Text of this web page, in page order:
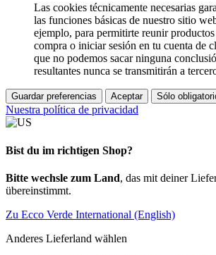
Las cookies técnicamente necesarias
las funciones básicas de nuestro sitio
ejemplo, para permitirte reunir productos
compra o iniciar sesión en tu cuenta de
que no podemos sacar ninguna
resultantes nunca se transmitirán a
Guardar preferencias Aceptar Sólo
Nuestra política de privacidad
Bist du im richtigen Shop?
Bitte wechsle zum Land, das mit deiner
übereinstimmt.
Zu Ecco Verde International (English)
Anderes Lieferland wählen